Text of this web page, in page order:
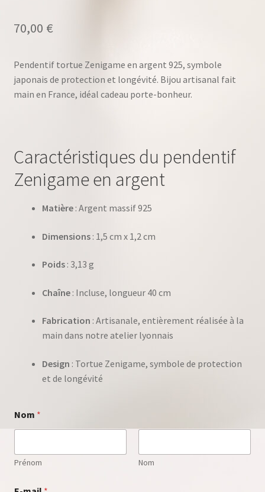
70,00 €
Pendentif tortue Zenigame en argent 925, symbole
japonais de protection et longévité. Bijou artisanal fait
main en France, idéal cadeau porte-bonheur.
Caractéristiques du pendentif
Zenigame en argent
Matière: Argent massif 925
Dimensions: 1,5 cm x 1,2 cm
Poids: 3,13 g
Chaîne: Incluse, longueur 40 cm
Fabrication : Artisanale, entièrement réalisée à la
main dans notre atelier lyonnais
Design : Tortue Zenigame, symbole de protection
et de longévité
Nom *
Prénom Nom